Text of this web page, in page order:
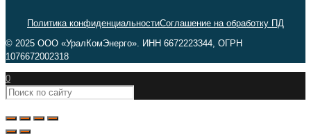
Политика конфиденциальностиСоглашение на обработку ПД
© 2025 ООО «УралКомЭнерго». ИНН 6672223344, ОГРН
1076672002318
0